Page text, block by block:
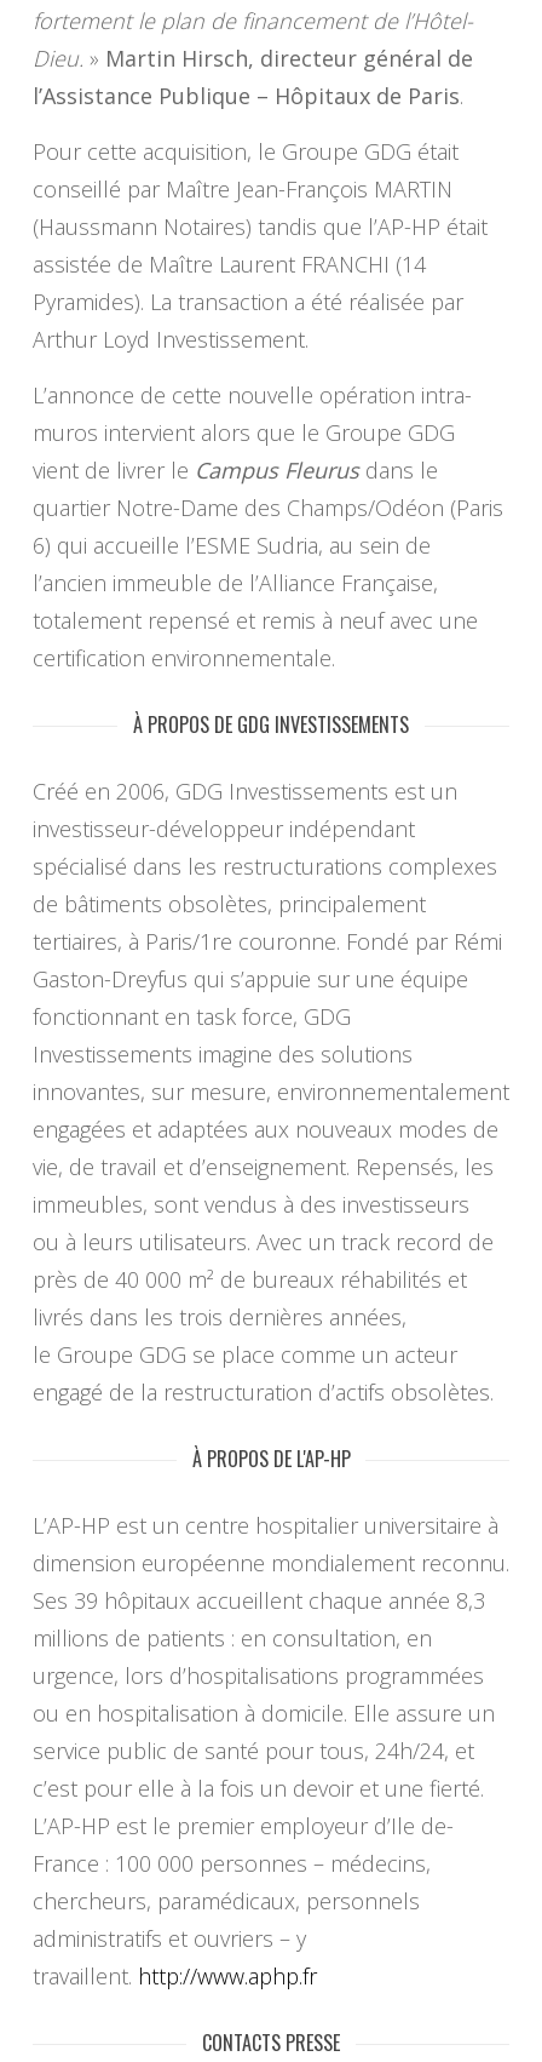
fortement le plan de financement de l’Hôtel-
Dieu. » Martin Hirsch, directeur général de
l’Assistance Publique – Hôpitaux de Paris.
Pour cette acquisition, le Groupe GDG était
conseillé par Maître Jean-François MARTIN
(Haussmann Notaires) tandis que l’AP-HP était
assistée de Maître Laurent FRANCHI (14
Pyramides). La transaction a été réalisée par
Arthur Loyd Investissement.
L’annonce de cette nouvelle opération intra-
muros intervient alors que le Groupe GDG
vient de livrer le Campus Fleurusdans le
quartier Notre-Dame des Champs/Odéon (Paris
6) qui accueille l’ESME Sudria, au sein de
l’ancien immeuble de l’Alliance Française,
totalement repensé et remis à neuf avec une
certification environnementale.
À PROPOS DE GDG INVESTISSEMENTS
Créé en 2006, GDG Investissements est un
investisseur-développeur indépendant
spécialisé dans les restructurations complexes
de bâtiments obsolètes, principalement
tertiaires, à Paris/1re couronne. Fondé par Rémi
Gaston-Dreyfus qui s’appuie sur une équipe
fonctionnant en task force, GDG
Investissements imagine des solutions
innovantes, sur mesure, environnementalement
engagées et adaptées aux nouveaux modes de
vie, de travail et d’enseignement. Repensés, les
immeubles, sont vendus à des investisseurs
ou à leurs utilisateurs. Avec un track record de
près de 40 000 m² de bureaux réhabilités et
livrés dans les trois dernières années,
le Groupe GDG se place comme un acteur
engagé de la restructuration d’actifs obsolètes.
À PROPOS DE L'AP-HP
L’AP-HP est un centre hospitalier universitaire à
dimension européenne mondialement reconnu.
Ses 39 hôpitaux accueillent chaque année 8,3
millions de patients : en consultation, en
urgence, lors d’hospitalisations programmées
ou en hospitalisation à domicile. Elle assure un
service public de santé pour tous, 24h/24, et
c’est pour elle à la fois un devoir et une fierté.
L’AP-HP est le premier employeur d’Ile de-
France : 100 000 personnes – médecins,
chercheurs, paramédicaux, personnels
administratifs et ouvriers – y
travaillent. http://www.aphp.fr
CONTACTS PRESSE